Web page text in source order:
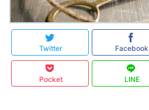
Twitter Facebook
Pocket LINE